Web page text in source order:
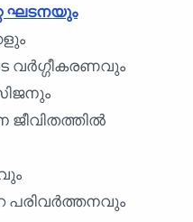
ഘടനയും
ജീവിതത്തിൽ